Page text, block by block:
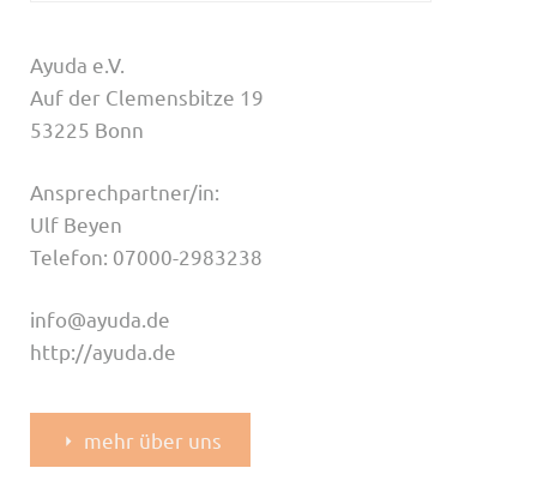
Ayuda e.V.
Auf der Clemensbitze 19
53225 Bonn
Ansprechpartner/in:
Ulf Beyen
Telefon: 07000-2983238
info@ayuda.de
http://ayuda.de
mehr über uns